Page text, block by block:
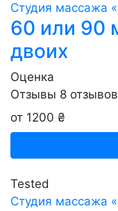
Студия массажа
60 или 90
двоих
Оценка
Отзывы 8 отзывов
от 1200 ₴
Tested
Студия массажа